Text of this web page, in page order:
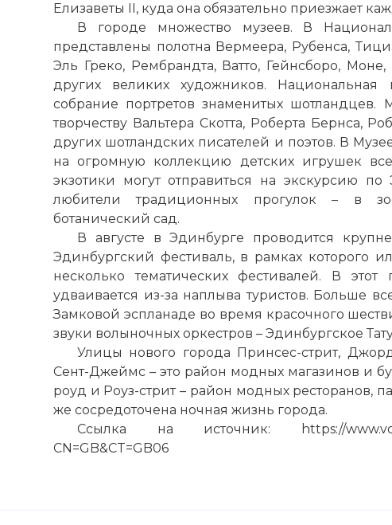
Елизаветы II, куда она обязательно приезжает
В городе множество музеев. В
представлены полотна Вермеера, Рубенса,
Эль Греко, Рембрандта, Ватто, Гейнсборо,
других великих художников. Национальная
собрание портретов знаменитых шотландцев.
творчеству Вальтера Скотта, Роберта Бернса,
других шотландских писателей и поэтов. В
на огромную коллекцию детских игрушек
экзотики могут отправиться на экскурсию по
любители традиционных прогулок – в
ботанический сад.
В августе в Эдинбурге проводится
Эдинбургский фестиваль, в рамках которого
несколько тематических фестивалей. В
удваивается из-за наплыва туристов. Больше
Замковой эспланаде во время красочного
звуки волыночных оркестров – Эдинбургское
Улицы нового города Принсес-стрит,
Сент-Джеймс – это район модных магазинов и
роуд и Роуз-стрит – район модных ресторанов,
же сосредоточена ночная жизнь города.
Ссылка на источник: https://
CN=GB&CT=GB06